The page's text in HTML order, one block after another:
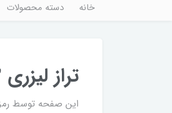
خانه دسته محصولات
تراز لیزری 2 خط شارژی هیوندای مدل SMART120-G
این صفحه توسط